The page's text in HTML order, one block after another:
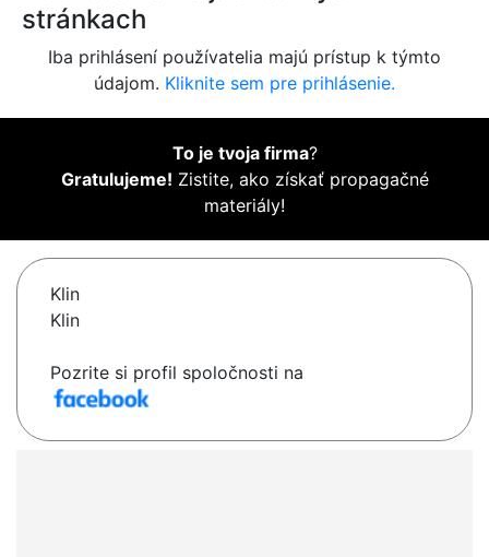
stránkach
Iba prihlásení používatelia majú prístup k týmto
údajom. Kliknite sem pre prihlásenie.
To je tvoja firma?
Gratulujeme! Zistite, ako získať propagačné
materiály!
Klin
Klin
Pozrite si profil spoločnosti na